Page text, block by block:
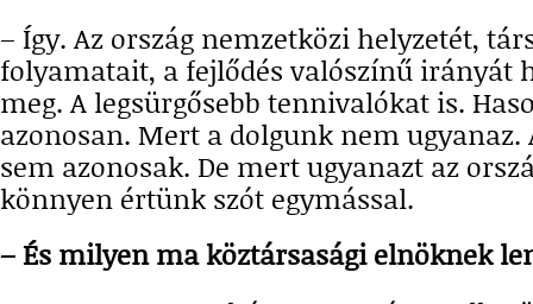
– Így. Az ország nemzetközi helyzetét,
folyamatait, a fejlődés valószínű irányát
meg. A legsürgősebb tennivalókat is.
azonosan. Mert a dolgunk nem ugyanaz.
sem azonosak. De mert ugyanazt az
könnyen értünk szót egymással.
– És milyen ma köztársasági elnöknek